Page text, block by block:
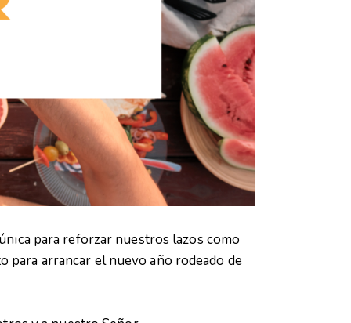
para reforzar nuestros lazos como
para arrancar el nuevo año rodeado de